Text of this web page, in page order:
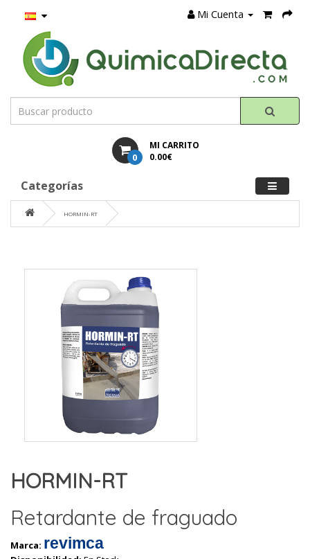
Mi Cuenta
MI CARRITO
0 0.00€
Categorías
HORMIN-RT
HORMIN-RT
Retardante de fraguado
Marca: revimca